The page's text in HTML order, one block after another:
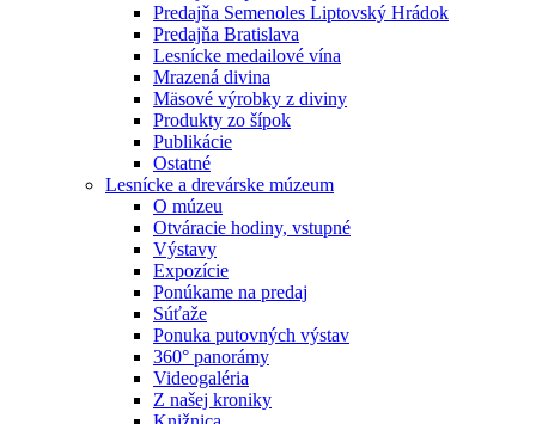
Predajňa Semenoles Liptovský Hrádok
Predajňa Bratislava
Lesnícke medailové vína
Mrazená divina
Mäsové výrobky z diviny
Produkty zo šípok
Publikácie
Ostatné
Lesnícke a drevárske múzeum
O múzeu
Otváracie hodiny, vstupné
Výstavy
Expozície
Ponúkame na predaj
Súťaže
Ponuka putovných výstav
360° panorámy
Videogaléria
Z našej kroniky